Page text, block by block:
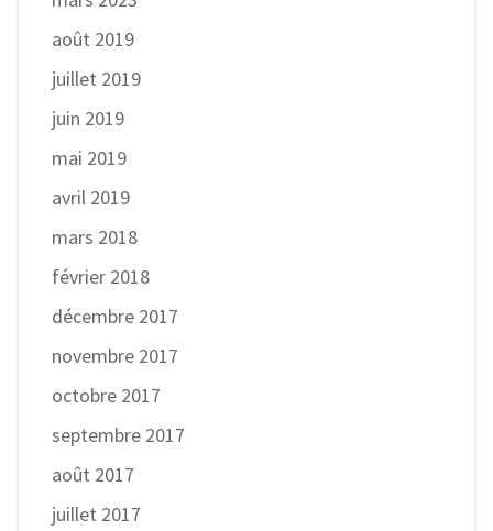
août 2019
juillet 2019
juin 2019
mai 2019
avril 2019
mars 2018
février 2018
décembre 2017
novembre 2017
octobre 2017
septembre 2017
août 2017
juillet 2017